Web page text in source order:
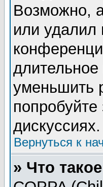
Возможно,
или удалил
уменьшить
попробуйте
дискуссиях.
Вернуться к
» Что